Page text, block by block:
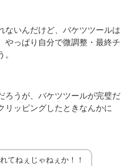
ないんだけど、バケツツールは
やっぱり自分で微調整・最終チ
。
ろうが、バケツツールが完璧だ
リッピングしたときなんかに
てねぇじゃねぇか！！